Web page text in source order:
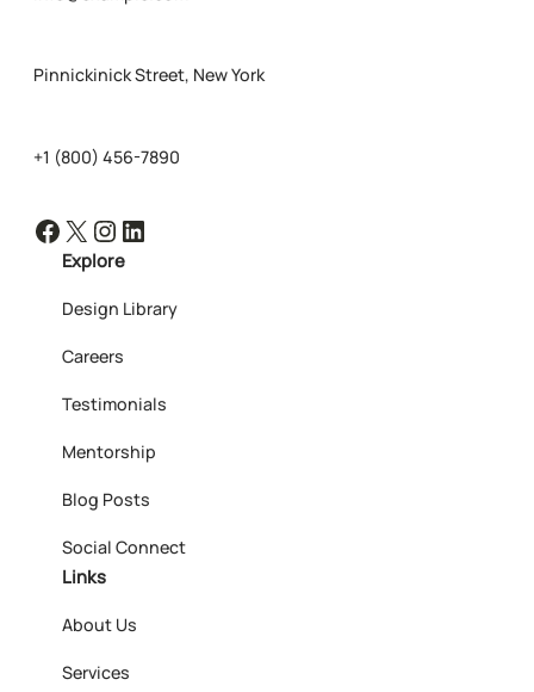
Pinnickinick Street, New York
+1 (800) 456-7890
Facebook X Instagram LinkedIn
Explore
Design Library
Careers
Testimonials
Mentorship
Blog Posts
Social Connect
Links
About Us
Services